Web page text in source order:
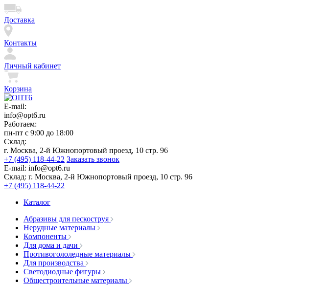
Доставка
Контакты
Личный кабинет
Корзина
E-mail:
info@opt6.ru
Работаем:
пн-пт с 9:00 до 18:00
Склад:
г. Москва, 2-й Южнопортовый проезд, 10 стр. 96
+7 (495) 118-44-22 Заказать звонок
E-mail: info@opt6.ru
Склад: г. Москва, 2-й Южнопортовый проезд, 10 стр. 96
+7 (495) 118-44-22
Каталог
Абразивы для пескоструя
Нерудные материалы
Компоненты
Для дома и дачи
Противогололедные материалы
Для производства
Светодиодные фигуры
Общестроительные материалы